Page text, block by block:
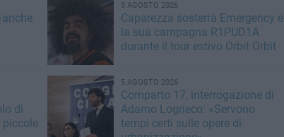
5 AGOSTO 2026
Caparezza sosterrà Emergency e
la sua campagna R1PUD1A
durante il tour estivo Orbit Orbit
di
piccole
5 AGOSTO 2026
Comparto 17, interrogazione di
Adamo Logrieco: «Servono
tempi certi sulle opere di